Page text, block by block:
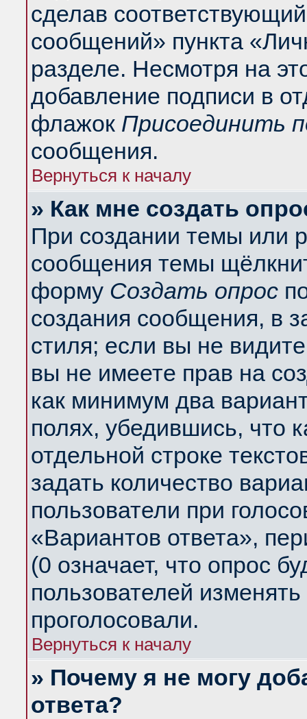
сделав
сообщений» пункта
разделе. Несмотря на
добавление подписи в
флажок Присоединить
сообщения.
Вернуться к началу
» Как мне создать
При создании темы или
сообщения темы
форму Создать опрос
создания сообщения, в
стиля; если вы не
вы не имеете прав на
как минимум два
полях, убедившись, что
отдельной строке
задать количество
пользователи при
«Вариантов ответа»,
(0 означает, что опрос
пользователей
проголосовали.
Вернуться к началу
» Почему я не могу
ответа?